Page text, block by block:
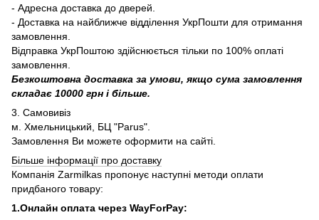
- Адресна доставка до дверей.
- Доставка на найближче відділення УкрПошти для отримання
замовлення.
Відправка УкрПоштою здійснюється тільки по 100% оплаті
замовлення.
Безкоштовна доставка за умови, якщо сума замовлення
складає 10000 грн і більше.
3. Самовивіз
м. Хмельницький, БЦ "Parus".
Замовлення Ви можете оформити на сайті.
Більше інформації про доставку
Компанія Zarmilkas пропонує наступні методи оплати
придбаного товару:
1.Онлайн оплата через WayForPay: